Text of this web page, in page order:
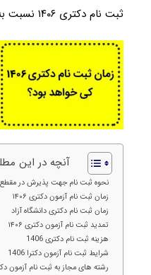
ثبت نام دکتری ‍۱۴۰۶ نسبت به ثبت نام اقدام کنند.
آنچه در این
نحوه ثبت نام جهت پذیرش در
زمان ثبت نام آزمون دکتری ۱۴۰۶
زمان ثبت نام دکتری دانشگاه آزاد
تمدید ثبت نام آزمون دکتری ۱۴۰۶
هزینه ثبت نام دکتری 1406
شرایط ثبت نام آزمون دکترا 1406
رشته های مجاز به ثبت نام آزمون دکتری